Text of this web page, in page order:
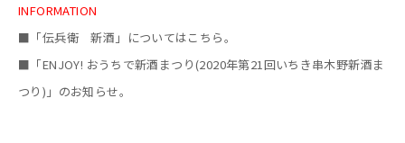
INFORMATION
■「伝兵衛 新酒」についてはこちら。
■「ENJOY! おうちで新酒まつり(2020年第21回いちき串木野新酒ま
つり)」のお知らせ。